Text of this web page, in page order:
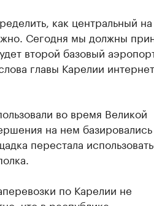
как центральный на
Сегодня мы должны
второй базовый
главы Карелии
во время Великой
на нем базировались
перестала
по Карелии не